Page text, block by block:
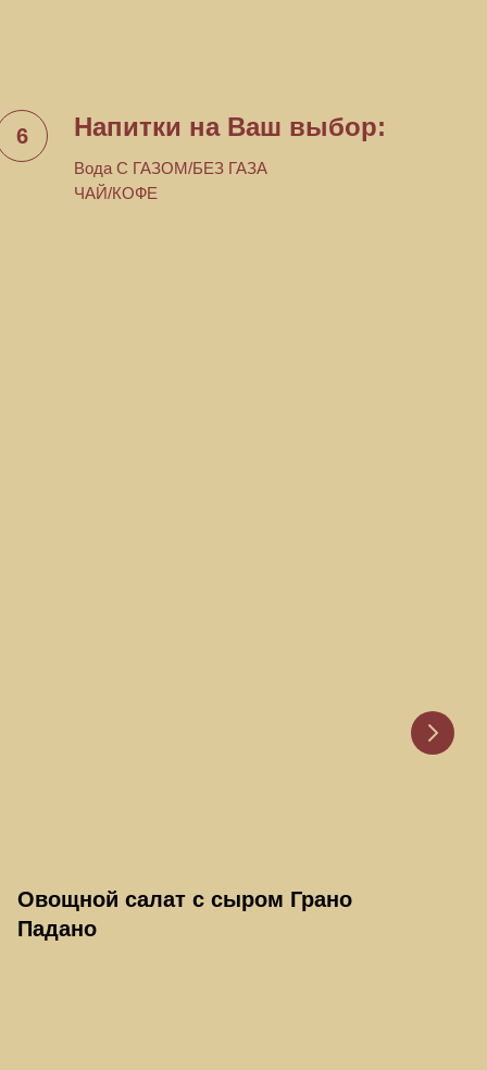
Напитки на Ваш выбор:
Вода С ГАЗОМ/БЕЗ ГАЗА
ЧАЙ/КОФЕ
Овощной салат с сыром Грано
Падано